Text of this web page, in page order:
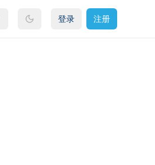
登录 注册